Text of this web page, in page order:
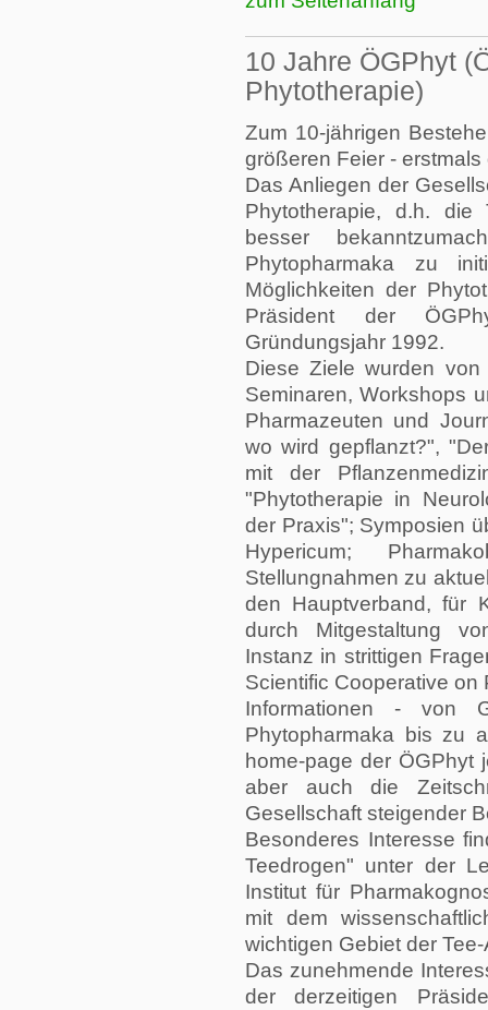
10 Jahre ÖGPhyt
Phytotherapie)
Zum 10-jährigen
größeren Feier -
Das Anliegen der
Phytotherapie, d.h. die
besser
Phytopharmaka zu
Möglichkeiten der
Präsident der
Gründungsjahr 1992.
Diese Ziele wurden
Seminaren, Workshops
Pharmazeuten und
wo wird gepflanzt?",
mit der
"Phytotherapie in
der Praxis"; Symposien
Hypericum;
Stellungnahmen zu
den Hauptverband, für
durch Mitgestaltung
Instanz in strittigen
Scientific Cooperative on
Informationen - von
Phytopharmaka bis zu
home-page der ÖGPhyt
aber auch die
Gesellschaft steigender
Besonderes Interesse
Teedrogen" unter der
Institut für
mit dem
wichtigen Gebiet der
Das zunehmende
der derzeitigen